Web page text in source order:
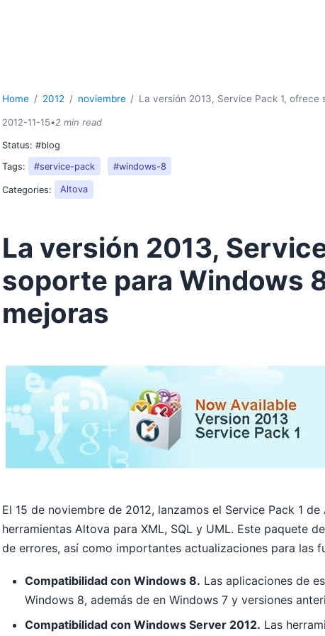
Home 2012 noviembre La versión 2013, Service Pack 1,
2012-11-15•2 min read
Status:#blog
Tags:
#service-pack #windows-8
Categories: Altova
La versión 2013,
soporte para Windows
mejoras
El 15 de noviembre de 2012, lanzamos el Service Pack 1
herramientas Altova para XML, SQL y UML. Este paquete
de errores, así como importantes actualizaciones para las
Compatibilidad con Windows 8. Las aplicaciones de
Windows 8, además de en Windows 7 y versiones
Compatibilidad con Windows Server 2012. Las